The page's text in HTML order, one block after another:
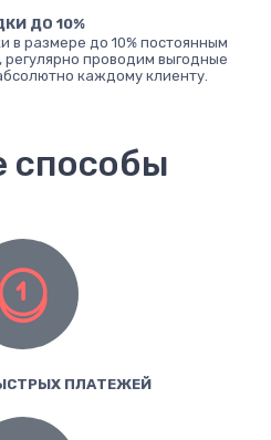
ДО 10%
в размере до 10% постоянным
регулярно проводим выгодные
каждому клиенту.
способы
ПЛАТЕЖЕЙ